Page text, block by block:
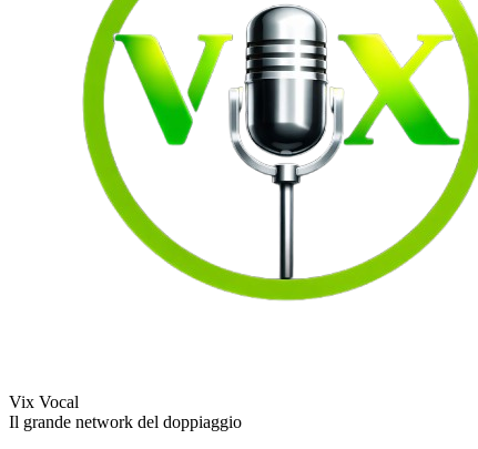
Vix Vocal
Il grande network del doppiaggio